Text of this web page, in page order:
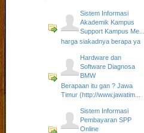
Sistem Informasi
Akademik Kampus
Support Kampus Me...
harga siakadnya berapa ya
Hardware dan
Software Diagnosa
BMW
Berapaan itu gan ? Jawa
Timur (http://www.jawatim...
Sistem Informasi
Pembayaran SPP
Online